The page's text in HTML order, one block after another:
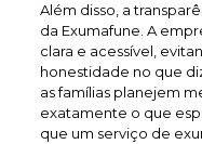
Além disso, a
da Exumafune. A
clara e acessível,
honestidade no que
as famílias planejem
exatamente o que
que um serviço de